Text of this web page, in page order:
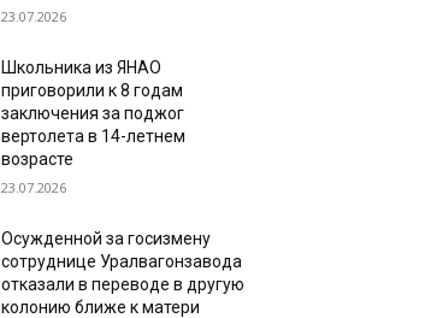
23.07.2026
Школьника из ЯНАО
приговорили к 8 годам
заключения за поджог
вертолета в 14-летнем
возрасте
23.07.2026
Осужденной за госизмену
сотруднице Уралвагонзавода
отказали в переводе в другую
колонию ближе к матери